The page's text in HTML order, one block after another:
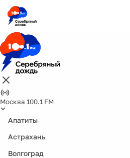
Москва 100.1 FM
Апатиты
Астрахань
Волгоград